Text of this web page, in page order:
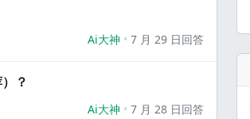
Ai大神 7 月 29 日回答
？
Ai大神 7 月 28 日回答